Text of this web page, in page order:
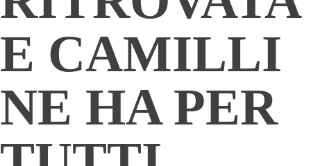
E CAMILLI
NE HA PER